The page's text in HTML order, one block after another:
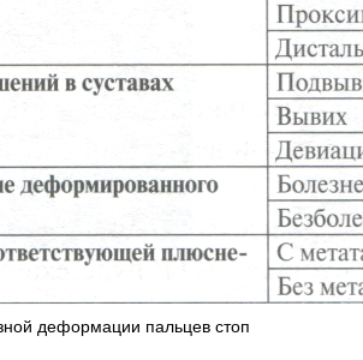
деформации пальцев стоп